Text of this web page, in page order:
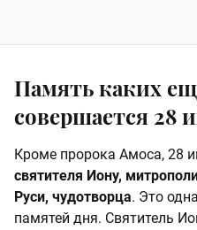
Память каких
совершается 28
Кроме пророка Амоса, 28
святителя Иону,
Руси, чудотворца. Это
памятей дня. Святитель